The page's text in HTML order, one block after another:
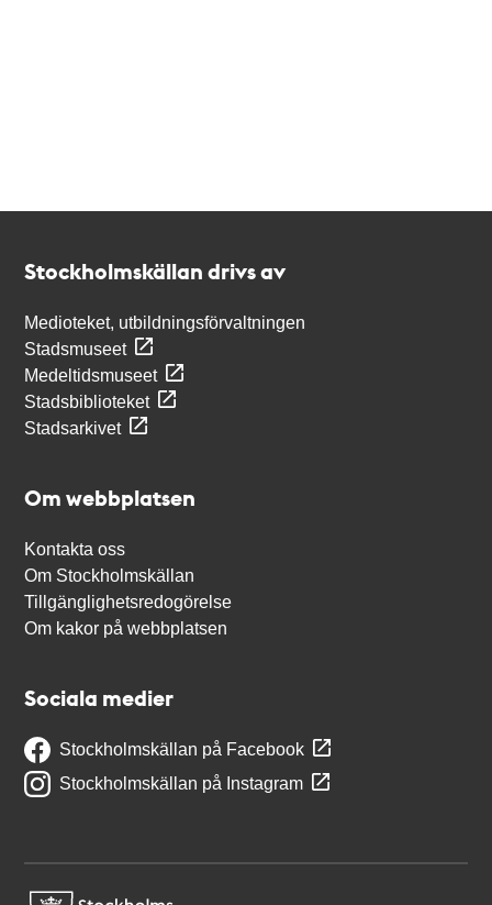
Stockholmskällan drivs av
Medioteket, utbildningsförvaltningen
Stadsmuseet
Medeltidsmuseet
Stadsbiblioteket
Stadsarkivet
Om webbplatsen
Kontakta oss
Om Stockholmskällan
Tillgänglighetsredogörelse
Om kakor på webbplatsen
Sociala medier
Stockholmskällan på Facebook
Stockholmskällan på Instagram